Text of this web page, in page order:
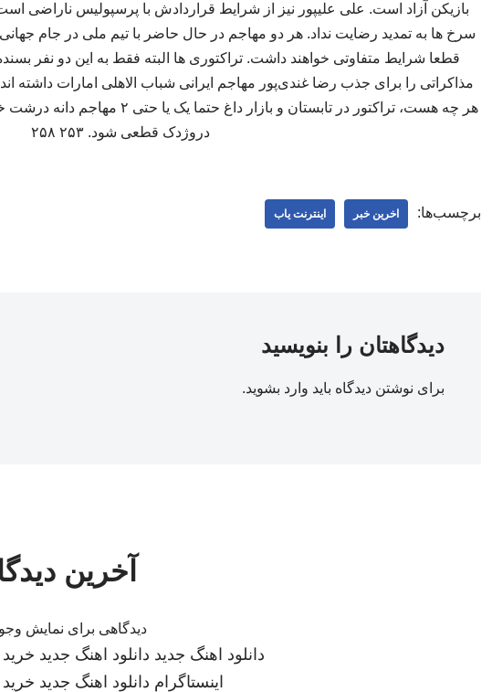
بازیکن آزاد است. علی علیپور نیز از شرایط قراردادش با پرسپولیس ناراضی
سرخ ها به تمدید رضایت نداد. هر دو مهاجم در حال حاضر با تیم ملی در جام
قطعا شرایط متفاوتی خواهند داشت. تراکتوری ها البته فقط به این دو نفر
مذاکراتی را برای جذب رضا غندی‌پور مهاجم ایرانی شباب الاهلی امارات داشته
هر چه هست، تراکتور در تابستان و
دروژدک قطعی شود. ۲۵۳ ۲۵۸
برچسب‌ها: اخرین خبر اینترنت یاب
دیدگاهتان را بنویسید
برای نوشتن دیدگاه باید وارد بشوید.
آخرین
دیدگاهی برای نمایش
دانلود اهنگ جدید دانلود اهنگ جدید خرید
اینستاگرام دانلود اهنگ جدید خرید